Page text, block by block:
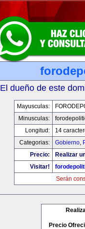
El dueño de este
Mayusculas:
Minusculas:
Longitud:
14
Categorias:
Gobierno,
Precio:
Realizar
Visitar!
Serán
Precio